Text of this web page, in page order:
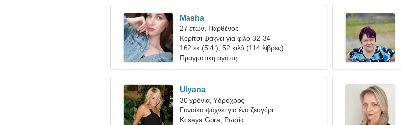
Masha
27 ετών, Παρθένος
Κορίτσι ψάχνει για φίλο 32-34
162 εκ (5'4"), 52 κιλό (114 λίβρες)
Πραγματική αγάπη
Ulyana
30 χρόνια, Υδροχόος
Γυναίκα ψάχνει για ένα ζευγάρι
Kosaya Gora, Ρωσία